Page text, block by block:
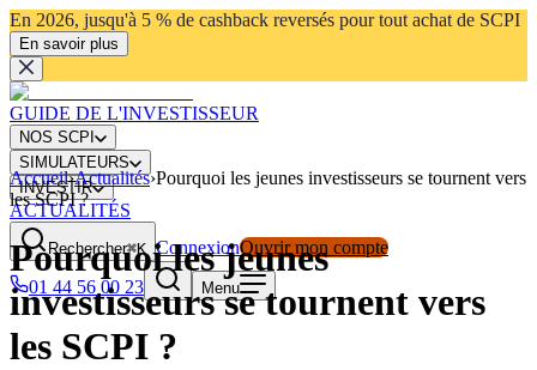
En 2026, jusqu'à 5 % de cashback reversés pour tout achat de SCPI
En savoir plus
GUIDE DE L'INVESTISSEUR
NOS SCPI
SIMULATEURS
INVESTIR
ACTUALITÉS
Rechercher⌘K ConnexionOuvrir mon compte
01 44 56 00 23
Menu
Accueil›Actualités›Pourquoi les jeunes investisseurs se tournent vers
les SCPI ?
Pourquoi les jeunes
investisseurs se tournent vers
les SCPI ?